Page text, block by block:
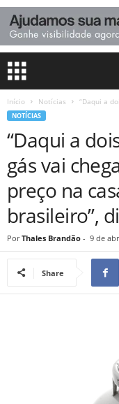
Início Notícias “Daqui a
NOTÍCIAS
“Daqui a
gás vai
preço na
brasileiro”,
Por Thales Brandão - 9 de
Share